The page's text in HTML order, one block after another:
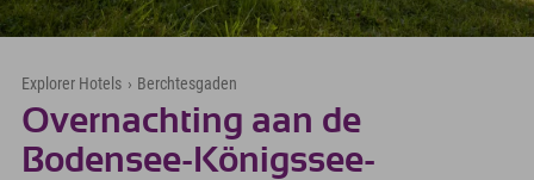
Explorer Hotels › Berchtesgaden
Overnachting aan de
Bodensee-Königssee-